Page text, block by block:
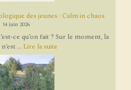
des jeunes : Calm in chaos
14 juin 2026
ce qu’on fait ? Sur le moment, la
... Lire la suite